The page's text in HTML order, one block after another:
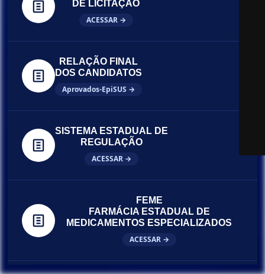
DE LICITAÇÃO
ACESSAR →
RELAÇÃO FINAL
DOS CANDIDATOS
Aprovados-EpiSUS →
SISTEMA ESTADUAL DE
REGULAÇÃO
ACESSAR →
FEME
FARMÁCIA ESTADUAL DE
MEDICAMENTOS ESPECIALIZADOS
ACESSAR →